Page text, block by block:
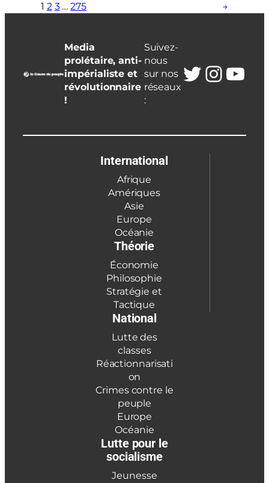
1 2 3 … 275 →
Media
prolétaire, anti-
impérialiste et
révolutionnaire
!
Suivez-
nous
sur nos
réseaux
:
Twitter
International
Afrique
Amériques
Asie
Europe
Océanie
Théorie
Économie
Philosophie
Stratégie et
Tactique
National
Lutte des
classes
Réactionnarisati
on
Crimes contre le
peuple
Europe
Océanie
Lutte pour le
socialisme
Jeunesse